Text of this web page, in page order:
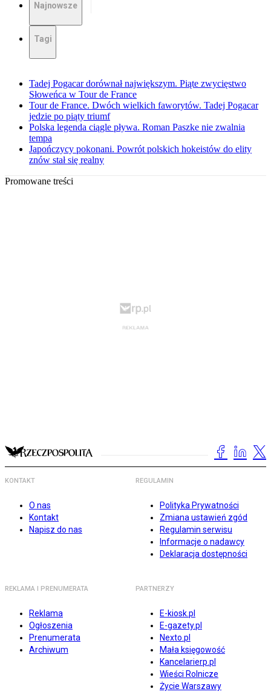
Najnowsze
Tagi
Tadej Pogacar dorównał największym. Piąte zwycięstwo
Słoweńca w Tour de France
Tour de France. Dwóch wielkich faworytów. Tadej Pogacar
jedzie po piąty triumf
Polska legenda ciągle pływa. Roman Paszke nie zwalnia
tempa
Japończycy pokonani. Powrót polskich hokeistów do elity
znów stał się realny
Promowane treści
KONTAKT
O nas
Kontakt
Napisz do nas
REGULAMIN
Polityka Prywatności
Zmiana ustawień zgód
Regulamin serwisu
Informacje o nadawcy
Deklaracja dostępności
REKLAMA I PRENUMERATA
Reklama
Ogłoszenia
Prenumerata
Archiwum
PARTNERZY
E-kiosk.pl
E-gazety.pl
Nexto.pl
Mała księgowość
Kancelarierp.pl
Wieści Rolnicze
Życie Warszawy